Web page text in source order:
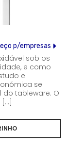
p/empresas
sob os
e como
e
se
tableware. O